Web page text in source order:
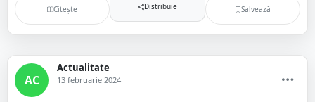
Citește Distribuie Salvează
AC
Actualitate
13 februarie 2024